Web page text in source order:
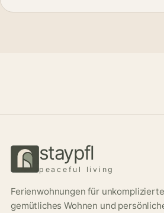
staypfl
peaceful living
Ferienwohnungen für
gemütliches Wohnen und